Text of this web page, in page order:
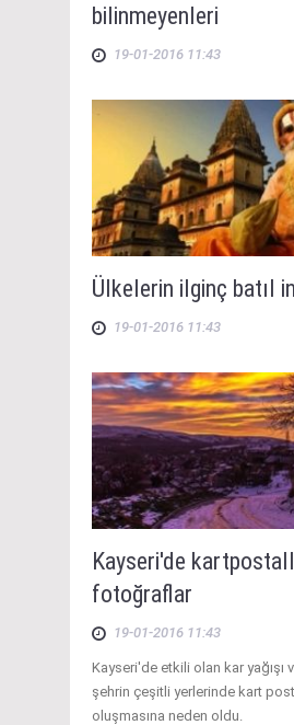
bilinmeyenleri
19-01-2016 11:43
Ülkelerin ilginç batıl
19-01-2016 11:43
Kayseri'de
fotoğraflar
19-01-2016 11:43
Kayseri'de etkili olan kar yağışı
şehrin çeşitli yerlerinde kart
oluşmasına neden oldu.